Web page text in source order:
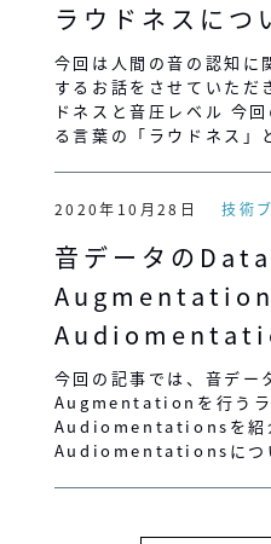
ラウドネスにつ
今回は人間の音の認知に
するお話をさせていただ
ドネスと音圧レベル 今
る言葉の「ラウドネス
2020年10月28日 技術
音データのData
Augmentation
今回の記事では、音デー
Augmentationを行うラ
Audiomentationsを紹
Audiomentationsに